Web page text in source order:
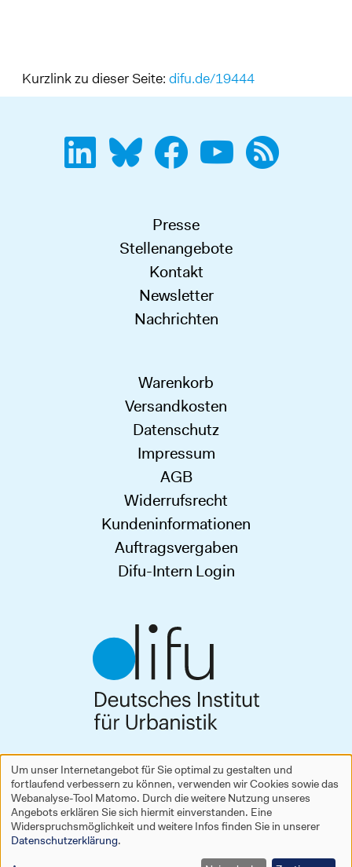
Kurzlink zu dieser Seite: difu.de/19444
Presse
Stellenangebote
Kontakt
Newsletter
Nachrichten
Warenkorb
Versandkosten
Datenschutz
Impressum
AGB
Widerrufsrecht
Kundeninformationen
Auftragsvergaben
Difu-Intern Login
Deutsches Institut für Urbanistik gGmbH
Zimmerstraße 13–15
10969 Berlin
Tel. +49 30 39001-0
difu@difu.de
Verwendung
personenbezogener
Daten
Um unser Internetangebot für Sie optimal zu gestalten und
fortlaufend verbessern zu können, verwenden wir Cookies sowie das
Webanalyse-Tool Matomo. Durch die weitere Nutzung unseres
Angebots erklären Sie sich hiermit einverstanden. Eine
Widerspruchsmöglichkeit und weitere Infos finden Sie in unserer
Datenschutzerklärung.